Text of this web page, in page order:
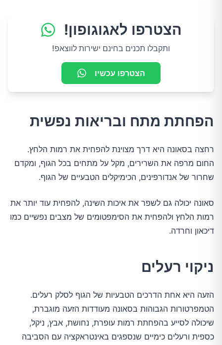
הצטרפו לאגוגופון!
ותקבלו תכנים בחינם ישירות לווצאפ!
הצטרפו עכשיו
הפחתת מתח ובריאות נפשית
רחצה בסאונה היא דרך מצוינת להפחית את רמות הלחץ.
החום מרפה את השרירים, מקל על מתחים בכל הגוף, ומקדם
שחרור של אנדורפינים, הכימיקלים הטבעיים של הגוף.
סאונה יכולה גם לשפר את איכות השינה, להפחית עוד יותר את
רמות הלחץ ולהפחית את הסימפטומים של מצבים נפשיים כמו
דיכאון וחרדה.
ניקוי רעלים
הזעה היא אחת הדרכים הטבעיות של הגוף לסלק רעלים.
הטמפרטורות הגבוהות בסאונה מעודדות הזעה מוגברת,
שיכולה לסייע בהפחתת רמות עופרת, נחושת, אבץ, ניקל,
כספית ורעלים כימיים שנספגים באינטראקציה עם הסביבה